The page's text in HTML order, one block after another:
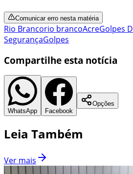
Comunicar erro nesta matéria
Rio Brancorio brancoAcreGolpes
SegurançaGolpes
Compartilhe esta notícia
WhatsApp Facebook
Opções
Leia Também
Ver mais